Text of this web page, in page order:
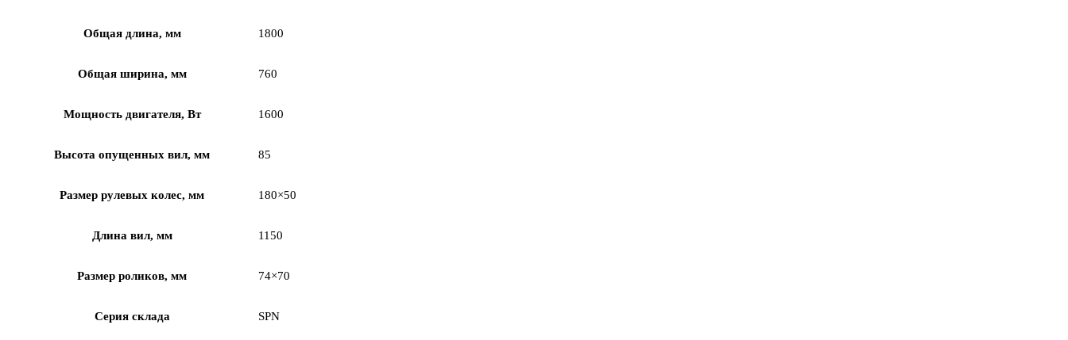
Общая длина, мм 1800
Общая ширина, мм 760
Мощность двигателя, Вт 1600
Высота опущенных вил, мм 85
Размер рулевых колес, мм 180×50
Длина вил, мм 1150
Размер роликов, мм 74×70
Серия склада SPN